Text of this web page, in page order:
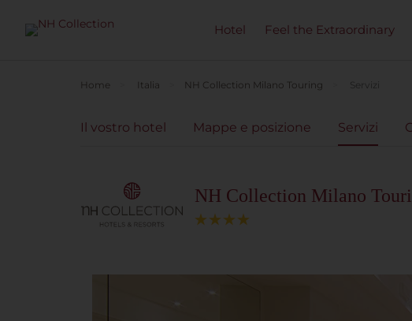
Hotel Feel the Extraordinary
Home Italia NH Collection Milano Touring Servizi
Il vostro hotel Mappe e posizione Servizi
NH Collection Milano